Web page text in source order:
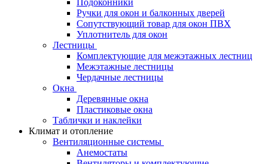
Ручки для окон и балконных дверей
Сопутствующий товар для окон ПВХ
Уплотнитель для окон
Лестницы
Комплектующие для межэтажных лестниц
Межэтажные лестницы
Чердачные лестницы
Окна
Деревянные окна
Пластиковые окна
Таблички и наклейки
Климат и отопление
Вентиляционные системы
Анемостаты